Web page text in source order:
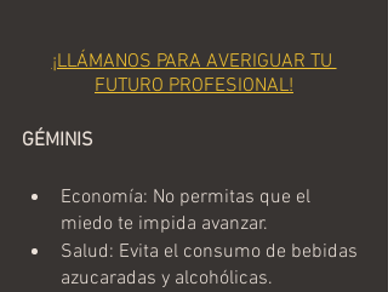
¡LLÁMANOS PARA AVERIGUAR TU
FUTURO PROFESIONAL!
GÉMINIS
Economía: No permitas que el
miedo te impida avanzar.
Salud: Evita el consumo de bebidas
azucaradas y alcohólicas.